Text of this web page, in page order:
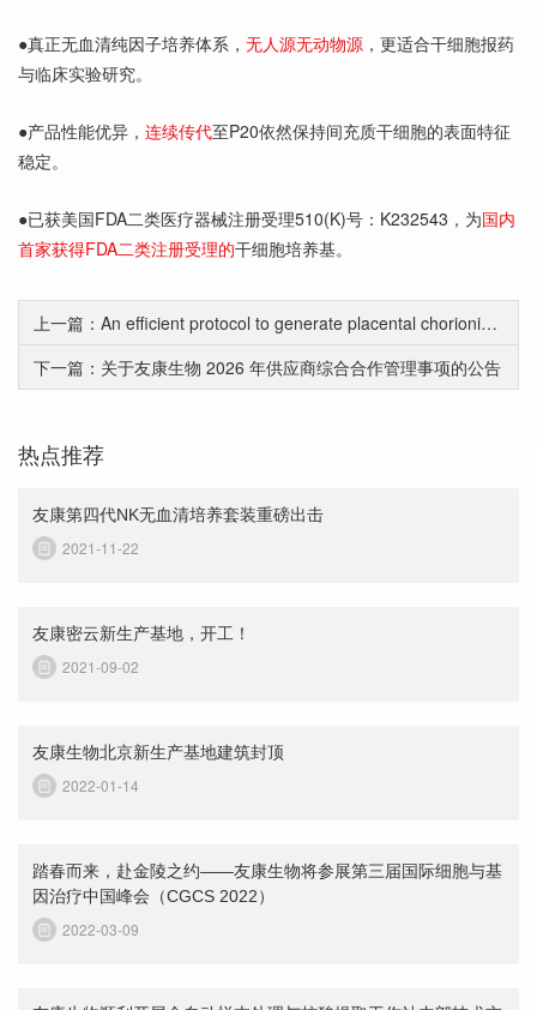
●真正无血清纯因子培养体系， 无人源无动物源 ，更适合干细胞报药
与临床实验研究。
●产品性能优异， 连续传代至P20依然保持间充质干细胞的表面特征
稳定。
●已获美国FDA二类医疗器械注册受理510(K)号：K232543，为国内
首家获得FDA二类注册受理的干细胞培养基。
上一篇：An efficient protocol to generate placental chorionic plate-derived mesenchymal stem cells with superior proliferative and immunomodulatory properties
下一篇：关于友康生物 2026 年供应商综合合作管理事项的公告
热点推荐
友康第四代NK无血清培养套装重磅出击
2021-11-22
友康密云新生产基地，开工！
2021-09-02
友康生物北京新生产基地建筑封顶
2022-01-14
踏春而来，赴金陵之约——友康生物将参展第三届国际细胞与基
因治疗中国峰会（CGCS 2022）
2022-03-09